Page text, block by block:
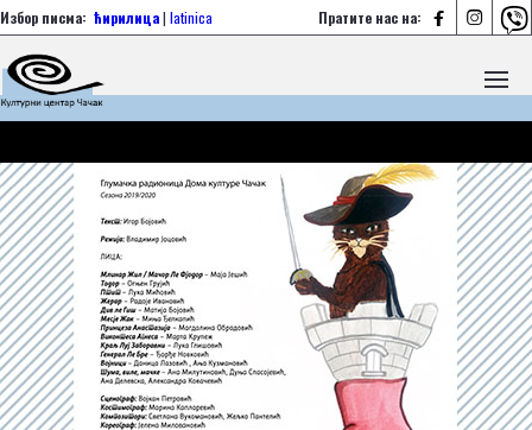
Пратите нас на:   
Избор писма: ћирилица| latinica